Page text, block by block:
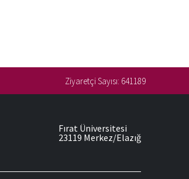
Ziyaretçi Sayısı: 641189
Fırat Üniversitesi
23119 Merkez/Elazığ